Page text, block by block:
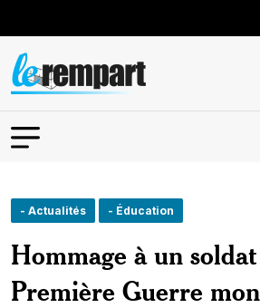
- Actualités - Éducation
Hommage à un
Première Guerre